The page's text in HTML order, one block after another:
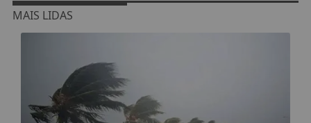
MAIS LIDAS